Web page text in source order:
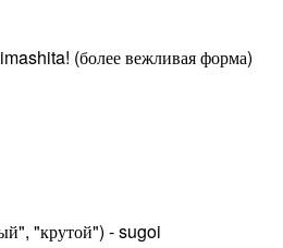
(более вежливая форма)
"крутой") - sugoi